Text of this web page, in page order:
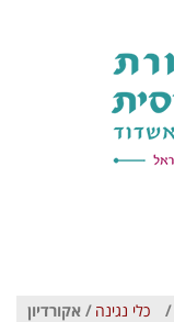
/ כלי נגינה / אקורדיון